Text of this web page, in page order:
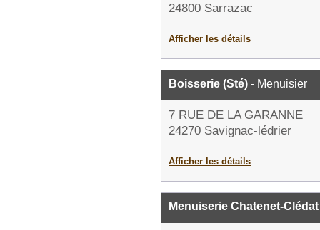
24800 Sarrazac
Afficher les détails
Boisserie (Sté) - Menuisier
7 RUE DE LA GARANNE
24270 Savignac-lédrier
Afficher les détails
Menuiserie Chatenet-